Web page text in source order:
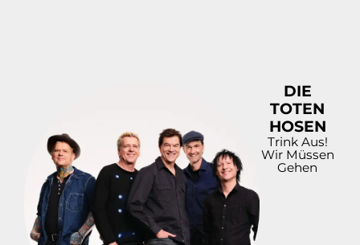
DIE
TOTEN
HOSEN
Trink Aus!
Wir Müssen
Gehen